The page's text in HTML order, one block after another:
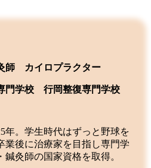
師 カイロプラクター
門学校 行岡整復専門学校
年。学生時代はずっと野球を
業後に治療家を目指し専門学
灸師の国家資格を取得。